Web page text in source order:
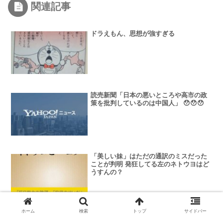
関連記事
ドラえもん、思想が強すぎる
読売新聞「日本の悪いところや高市の政
策を批判しているのは中国人」 😯😯😯
「美しい妹」はただの通訳のミスだった
ことが判明 発狂してる左のネトウヨはど
うすんの？
ホーム 検索 トップ サイドバー